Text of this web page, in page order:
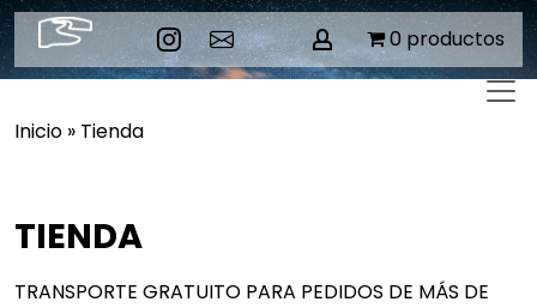
Skip
to
content
0 productos
Inicio » Tienda
TIENDA
TRANSPORTE GRATUITO PARA PEDIDOS DE MÁS DE